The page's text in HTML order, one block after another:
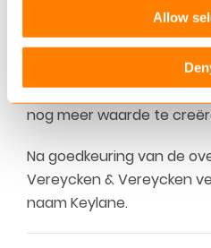
Allow
Vereycken in de
met het brede
ontstaat ruimte om
productmogelijkheden
nog meer waarde te
Na goedkeuring van de
Vereycken & Vereycken
naam Keylane.